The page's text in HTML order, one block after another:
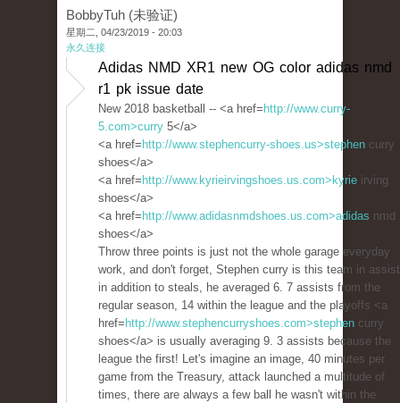
BobbyTuh (未验证)
星期二, 04/23/2019 - 20:03
永久连接
Adidas NMD XR1 new OG color adidas nmd
r1 pk issue date
New 2018 basketball -- <a href= http://www.curry-
5.com>curry 5</a>
<a href= http://www.stephencurry-shoes.us>stephen curry
shoes</a>
<a href= http://www.kyrieirvingshoes.us.com>kyrie irving
shoes</a>
<a href= http://www.adidasnmdshoes.us.com>adidas nmd
shoes</a>
Throw three points is just not the whole garage everyday
work, and don't forget, Stephen curry is this team in
in addition to steals, he averaged 6. 7 assists from the
regular season, 14 within the league and the playoffs <a
href= http://www.stephencurryshoes.com>stephen curry
shoes</a> is usually averaging 9. 3 assists because the
league the first! Let's imagine an image, 40 minutes per
game from the Treasury, attack launched a multitude of
times, there are always a few ball he wasn't within the